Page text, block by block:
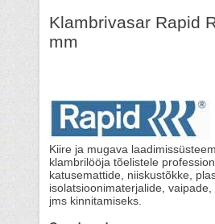
Klambrivasar Rapid
mm
Kiire ja mugava
klambrilööja tõelistele
katusemattide, niiskustõkke,
isolatsioonimaterjalide, vaipade,
jms kinnitamiseks.